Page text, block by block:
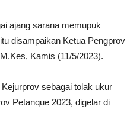
ajang sarana memupuk
disampaikan Ketua Pengprov
Kamis (11/5/2023).
sebagai tolak ukur
Petanque 2023, digelar di